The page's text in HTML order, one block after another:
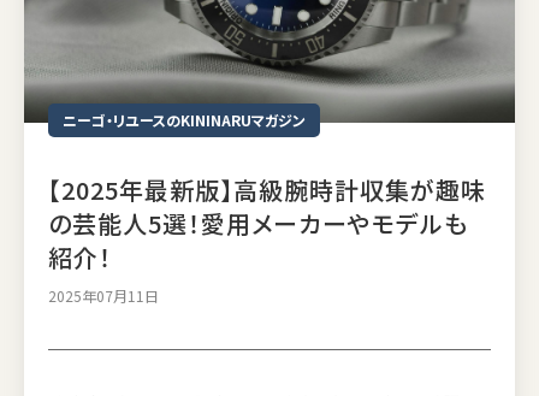
ニーゴ・リユースのKININARUマガジン
【2025年最新版】高級腕時計収集が趣味
の芸能人5選！愛用メーカーやモデルも
紹介！
2025年07月11日